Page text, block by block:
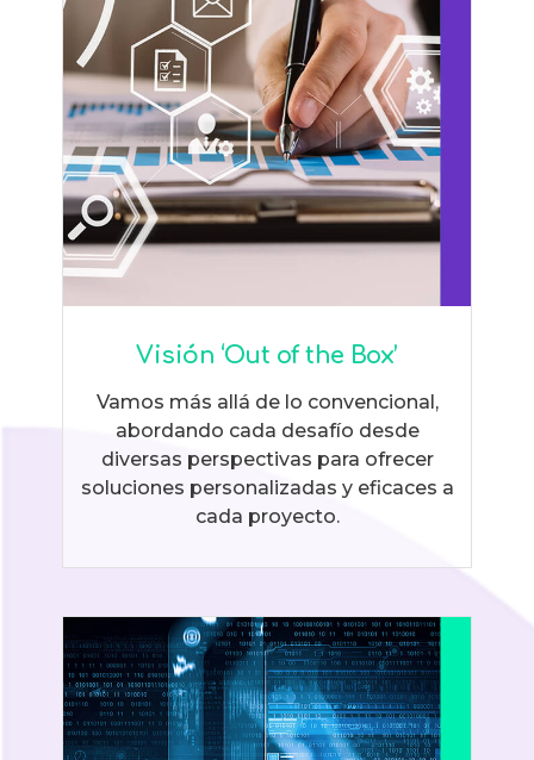
Visión ‘Out of the Box’
Vamos más allá de lo convencional,
abordando cada desafío desde
diversas perspectivas para ofrecer
soluciones personalizadas y eficaces a
cada proyecto.